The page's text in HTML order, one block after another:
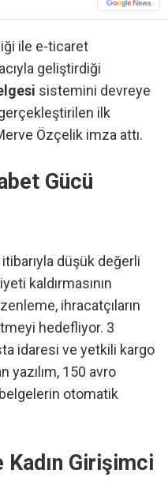
ile e-ticaret
geliştirdiği
sistemini devreye
ilk
Özçelik imza attı.
Gücü
düşük değerli
kaldırmasının
ihracatçıların
hedefliyor. 3
idaresi ve yetkili kargo
yazılım, 150 avro
otomatik
Girişimci